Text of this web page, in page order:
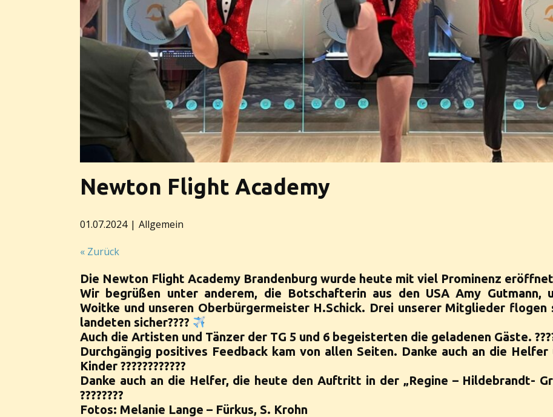
Newton Flight Academy
01.07.2024 Allgemein
« Zurück
Die Newton Flight Academy Brandenburg wurde heute mit viel Prominenz
Wir begrüßen unter anderem, die Botschafterin aus den USA Amy Gutmann,
Woitke und unseren Oberbürgermeister H.Schick. Drei unserer Mitglieder flogen
landeten sicher????
Auch die Artisten und Tänzer der TG 5 und 6 begeisterten die geladenen Gäste.
Durchgängig positives Feedback kam von allen Seiten. Danke auch an die
Kinder ????????????
Danke auch an die Helfer, die heute den Auftritt in der „Regine – Hildebrandt-
????????
Fotos: Melanie Lange – Fürkus, S. Krohn